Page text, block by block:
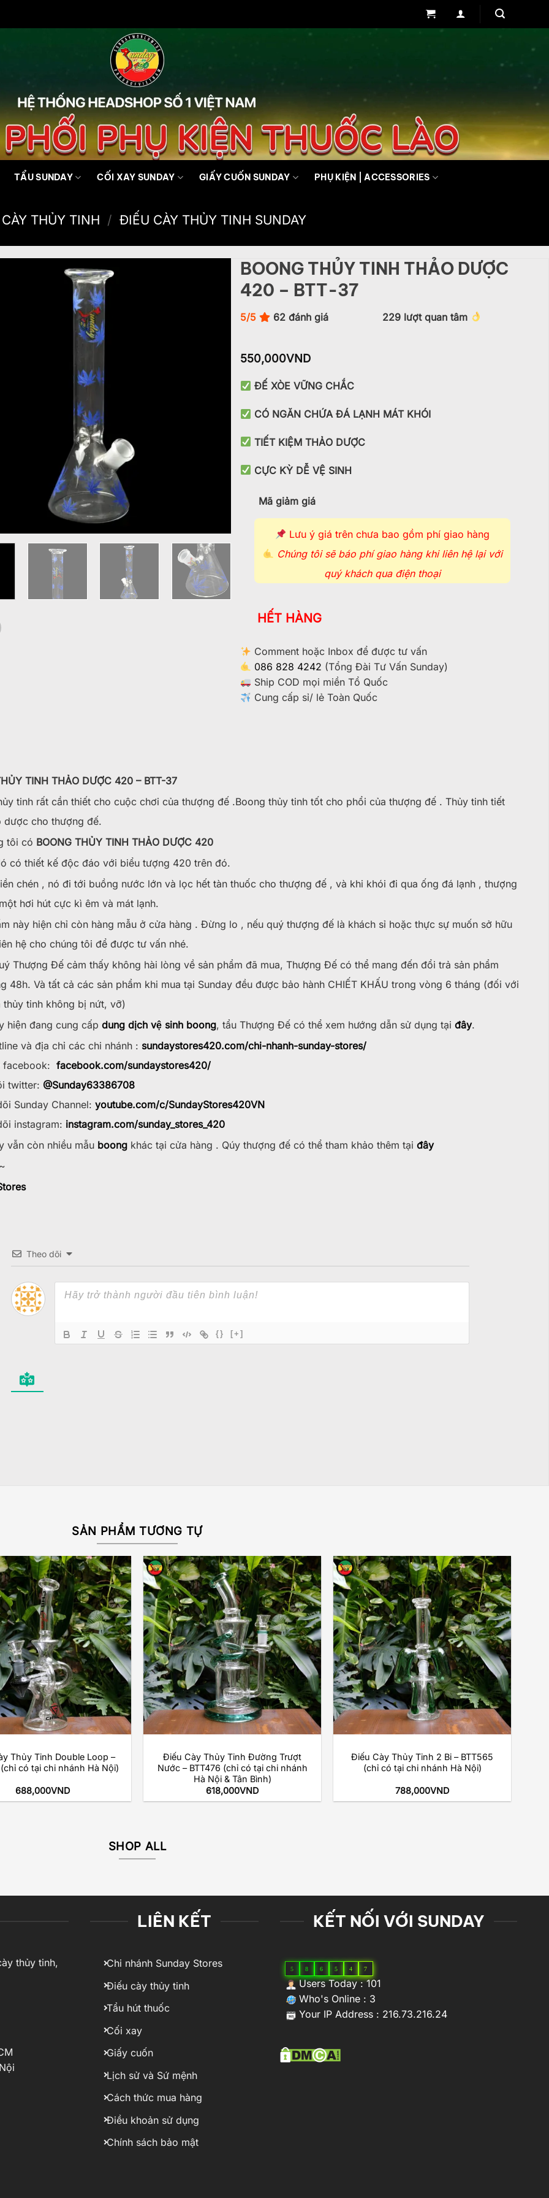
TẨU SUNDAY CỐI XAY SUNDAY GIẤY CUỐN SUNDAY PHỤ KIỆN | ACCESSORIES
THỦY TINH / ĐIẾU CÀY THỦY TINH SUNDAY
BOONG THỦY TINH THẢO DƯỢC
420 – BTT-37
5/5 62 đánh giá 229 lượt quan tâm
550,000VND
ĐẾ XÒE VỮNG CHẮC
CÓ NGĂN CHỨA ĐÁ LẠNH MÁT KHÓI
TIẾT KIỆM THẢO DƯỢC
CỰC KỲ DỄ VỆ SINH
Mã giảm giá
Lưu ý giá trên chưa bao gồm phí giao hàng
Chúng tôi sẽ báo phí giao hàng khi liên hệ lại với
quý khách qua điện thoại
HẾT HÀNG
Comment hoặc Inbox để được tư vấn
086 828 4242 (Tổng Đài Tư Vấn Sunday)
Ship COD mọi miền Tổ Quốc
Cung cấp sỉ/ lẻ Toàn Quốc
TINH THẢO DƯỢC 420 – BTT-37
tinh rất cần thiết cho cuộc chơi của thượng đế .Boong thủy tinh tốt cho phổi của thượng đế . Thủy tinh tiết
dược cho thượng đế.
tôi có BOONG THỦY TINH THẢO DƯỢC 420
có thiết kế độc đáo với biểu tượng 420 trên đó.
chén , nó đi tới buồng nước lớn và lọc hết tàn thuốc cho thượng đế , và khi khói đi qua ống đá lạnh , thượng
hơi hút cực kì êm và mát lạnh.
này hiện chỉ còn hàng mẫu ở cửa hàng . Đừng lo , nếu quý thượng đế là khách sỉ hoặc thực sự muốn sở hữu
hệ cho chúng tôi để được tư vấn nhé.
Thượng Đế cảm thấy không hài lòng về sản phẩm đã mua, Thượng Đế có thể mang đến đổi trả sản phẩm
48h. Và tất cả các sản phẩm khi mua tại Sunday đều được bảo hành CHIẾT KHẤU trong vòng 6 tháng (đối với
thủy tinh không bị nứt, vỡ)
hiện đang cung cấpdung dịch vệ sinh boong, tẩu Thượng Đế có thể xem hướng dẫn sử dụng tạiđây.
và địa chỉ các chi nhánh : sundaystores420.com/chi-nhanh-sunday-stores/
facebook:facebook.com/sundaystores420/
twitter: @Sunday63386708
Sunday Channel:youtube.com/c/SundayStores420VN
instagram: instagram.com/sunday_stores_420
vẫn còn nhiều mẫu boong khác tại cửa hàng . Qúy thượng đế có thể tham khảo thêm tạiđây
Theo dõi
{} [+]
SẢN PHẨM TƯƠNG TỰ
Add to
wishlist
Thủy Tinh Double Loop –
có tại chi nhánh Hà Nội)
688,000VND
Add to
wishlist
+
Điếu Cày Thủy Tinh Đường Trượt
Nước – BTT476 (chỉ có tại chi nhánh
Hà Nội & Tân Bình)
618,000VND
Add to
wishlist
+
Điếu Cày Thủy Tinh 2 Bi – BTT565
(chỉ có tại chi nhánh Hà Nội)
788,000VND
SHOP ALL
thủy tinh,
LIÊN KẾT
Chi nhánh Sunday Stores
Điếu cày thủy tinh
Tẩu hút thuốc
Cối xay
Giấy cuốn
Lịch sử và Sứ mệnh
Cách thức mua hàng
Điều khoản sử dụng
Chính sách bảo mật
KẾT NỐI VỚI SUNDAY
5 8 6 5 4 7
Users Today : 101
Who's Online : 3
Your IP Address : 216.73.216.24